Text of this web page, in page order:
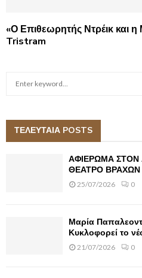
«Ο Επιθεωρητής Ντρέικ και
Tristram
h
ΤΕΛΕΥΤΑΙΑ POSTS
ΑΦΙΕΡΩΜΑ ΣΤΟΝ
ΘΕΑΤΡΟ ΒΡΑΧΩΝ
25/07/2026 0
Μαρία
Κυκλοφορεί το
21/07/2026 0